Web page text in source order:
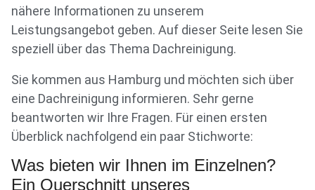
nähere Informationen zu unserem
Leistungsangebot geben. Auf dieser Seite lesen Sie
speziell über das Thema Dachreinigung.
Sie kommen aus Hamburg und möchten sich über
eine Dachreinigung informieren. Sehr gerne
beantworten wir Ihre Fragen. Für einen ersten
Überblick nachfolgend ein paar Stichworte:
Was bieten wir Ihnen im Einzelnen?
Ein Querschnitt unseres